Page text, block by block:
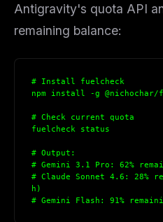
Antigravity's quota API
remaining balance:
# Install fuelcheck
npm install -g @nichochar/
# Check current quota
fuelcheck status
# Output:
# Gemini 3.1 Pro: 62%
# Claude Sonnet 4.6: 28%
h)
# Gemini Flash: 91%